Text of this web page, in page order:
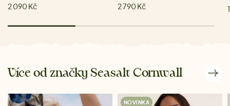
2 090 Kč
2 790 Kč
Více od značky Seasalt Cornwall
NOVINKA